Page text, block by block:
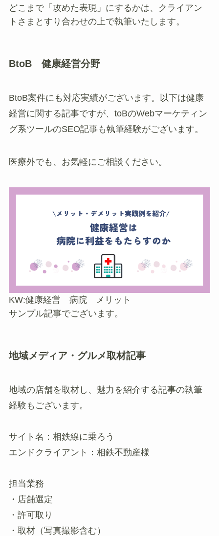
どこまで「攻めた表現」にするかは、クライアン
トさまとすり合わせの上で執筆いたします。
BtoB 健康経営分野
BtoB案件にも対応実績がございます。以下は健康
経営に関する記事ですが、toBのWebマーケティン
グ系ツールのSEO記事も執筆経験がございます。
医療外でも、お気軽にご相談ください。
KW:健康経営 病院 メリット
サンプル記事でございます。
地域メディア・グルメ取材記事
地域の店舗を取材し、魅力を紹介する記事の執筆
経験もございます。
サイト名：相鉄線に乗ろう
エンドクライアント：相鉄不動産様
担当業務
・店舗選定
・許可取り
・取材（写真撮影含む）